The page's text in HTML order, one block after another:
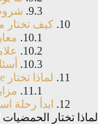
كيف
لماذا تختار PEI Trade للحمضيات المصرية
ابدأ رحلة
لماذا تختار